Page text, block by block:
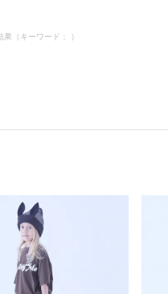
果（キーワード： ）